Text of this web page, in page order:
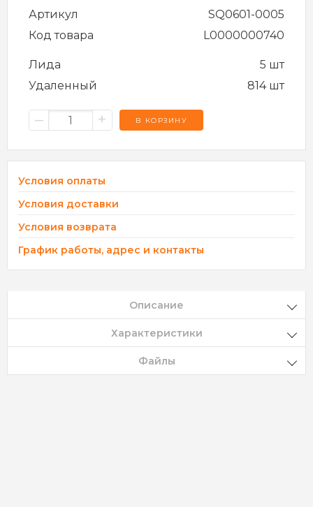
Артикул
SQ0601-0005
Код товара
L0000000740
Лида
5 шт
Удаленный
814 шт
– + В КОРЗИНУ
Условия оплаты
Условия доставки
Условия возврата
График работы, адрес и контакты
Описание
Характеристики
Файлы